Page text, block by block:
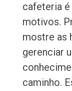
cafeteria
motivos.
mostre as
gerenciar
caminho.